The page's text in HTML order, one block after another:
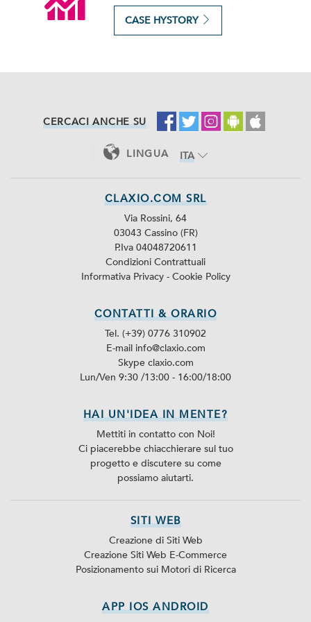
CASE HYSTORY
CERCACI ANCHE SU
LINGUA
ITA
CLAXIO.COM SRL
Via Rossini, 64
03043 Cassino (FR)
P.Iva 04048720611
Condizioni Contrattuali
Informativa Privacy - Cookie Policy
CONTATTI & ORARIO
Tel. (+39) 0776 310902
E-mail info@claxio.com
Skype claxio.com
Lun/Ven 9:30 /13:00 - 16:00/18:00
HAI UN'IDEA IN MENTE?
Mettiti in contatto con Noi!
Ci piacerebbe chiacchierare sul tuo
progetto e discutere su come
possiamo aiutarti.
SITI WEB
Creazione di Siti Web
Creazione Siti Web E-Commerce
Posizionamento sui Motori di Ricerca
APP IOS ANDROID